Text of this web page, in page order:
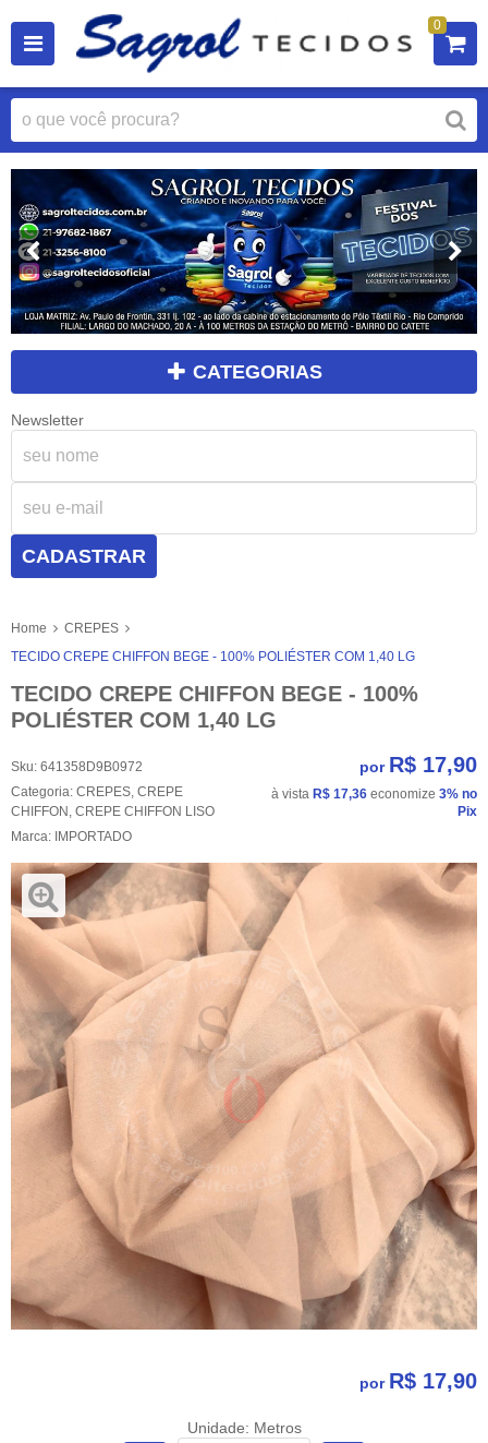
0
CATEGORIAS
Newsletter
CADASTRAR
Home
CREPES
TECIDO CREPE CHIFFON BEGE - 100% POLIÉSTER COM 1,40 LG
TECIDO CREPE CHIFFON BEGE - 100%
POLIÉSTER COM 1,40 LG
Sku: 641358D9B0972
Categoria: CREPES, CREPE
CHIFFON , CREPE CHIFFON LISO
Marca: IMPORTADO
por R$ 17,90
à vista R$ 17,36 economize 3% no
Pix
por R$ 17,90
Unidade: Metros